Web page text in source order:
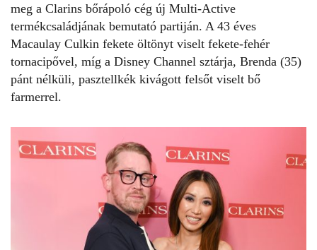
meg a Clarins bőrápoló cég új Multi-Active
termékcsaládjának bemutató partiján. A 43 éves
Macaulay Culkin fekete öltönyt viselt fekete-fehér
tornacipővel, míg a Disney Channel sztárja, Brenda (35)
pánt nélküli, pasztellkék kivágott felsőt viselt bő
farmerrel.